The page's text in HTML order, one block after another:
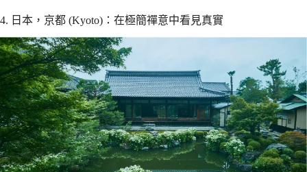
4. 日本，京都 (Kyoto)：在極簡禪意中看見真實